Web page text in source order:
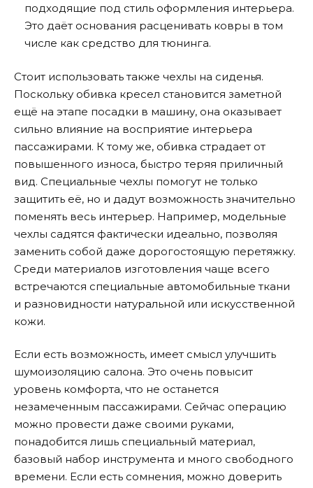
подходящие под стиль оформления интерьера.
Это даёт основания расценивать ковры в том
числе как средство для тюнинга.
Стоит использовать также чехлы на сиденья.
Поскольку обивка кресел становится заметной
ещё на этапе посадки в машину, она оказывает
сильно влияние на восприятие интерьера
пассажирами. К тому же, обивка страдает от
повышенного износа, быстро теряя приличный
вид. Специальные чехлы помогут не только
защитить её, но и дадут возможность значительно
поменять весь интерьер. Например, модельные
чехлы садятся фактически идеально, позволяя
заменить собой даже дорогостоящую перетяжку.
Среди материалов изготовления чаще всего
встречаются специальные автомобильные ткани
и разновидности натуральной или искусственной
кожи.
Если есть возможность, имеет смысл улучшить
шумоизоляцию салона. Это очень повысит
уровень комфорта, что не останется
незамеченным пассажирами. Сейчас операцию
можно провести даже своими руками,
понадобится лишь специальный материал,
базовый набор инструмента и много свободного
времени. Если есть сомнения, можно доверить